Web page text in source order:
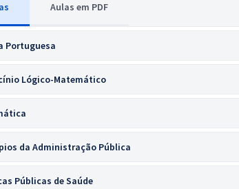
Aulas em PDF
Portuguesa
Lógico-Matemático
da Administração Pública
Públicas de Saúde